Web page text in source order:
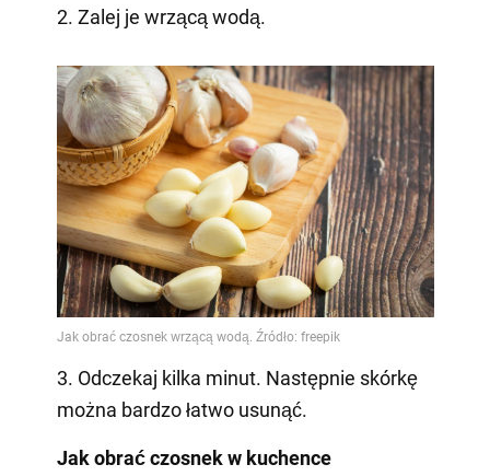
2. Zalej je wrzącą wodą.
3. Odczekaj kilka minut. Następnie skórkę
można bardzo łatwo usunąć.
Jak obrać czosnek w kuchence